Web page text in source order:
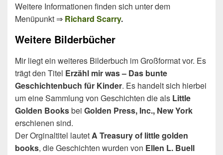
Weitere Informationen finden sich unter dem
Menüpunkt ⇒ Richard Scarry.
Weitere Bilderbücher
Mir liegt ein weiteres Bilderbuch im Großformat vor. Es
trägt den Titel Erzähl mir was – Das bunte
Geschichtenbuch für Kinder. Es handelt sich hierbei
um eine Sammlung von Geschichten die als Little
Golden Booksbei Golden Press, Inc., New York
erschienen sind.
Der Orginaltitel lautetA Treasury of little golden
books, die Geschichten wurden von Ellen L. Buell